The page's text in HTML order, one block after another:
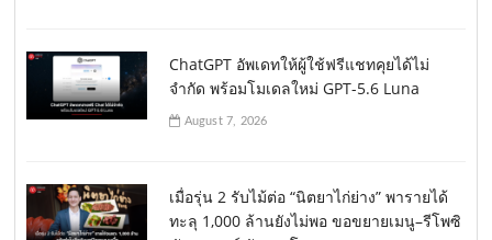
ChatGPT อัพเดทให้ผู้ใช้ฟรีแชทคุยได้ไม่
จำกัด พร้อมโมเดลใหม่ GPT-5.6 Luna
August 7, 2026
เมื่อรุ่น 2 รับไม้ต่อ “นิตยาไก่ย่าง” พารายได้
ทะลุ 1,000 ล้านยังไม่พอ ขอขยายเมนู–รีโพซิ